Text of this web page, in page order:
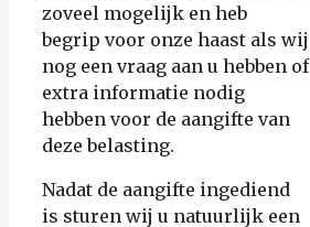
zoveel mogelijk en heb
begrip voor onze haast als wij
nog een vraag aan u hebben of
extra informatie nodig
hebben voor de aangifte van
deze belasting.
Nadat de aangifte ingediend
is sturen wij u natuurlijk een